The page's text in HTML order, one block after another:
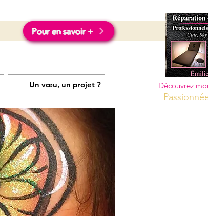
Pour en savoir +
Un vœu, un projet ? Découvrez